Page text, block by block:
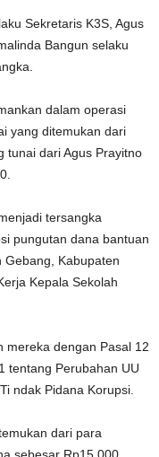
Sekretaris K3S, Agus
Bangun selaku
dalam operasi
yang ditemukan dari
tunai dari Agus Prayitno
tersangka
pungutan dana bantuan
Gebang, Kabupaten
Kepala Sekolah
mereka dengan Pasal 12
tentang Perubahan UU
ndak Pidana Korupsi.
dari para